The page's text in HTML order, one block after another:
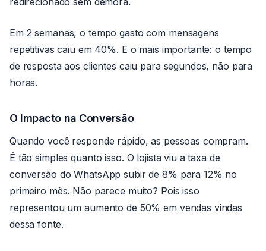
Em 2 semanas, o tempo gasto com mensagens
repetitivas caiu em 40%. E o mais importante: o tempo
de resposta aos clientes caiu para segundos, não para
horas.
O Impacto na Conversão
Quando você responde rápido, as pessoas compram.
É tão simples quanto isso. O lojista viu a taxa de
conversão do WhatsApp subir de 8% para 12% no
primeiro mês. Não parece muito? Pois isso
representou um aumento de 50% em vendas vindas
dessa fonte.